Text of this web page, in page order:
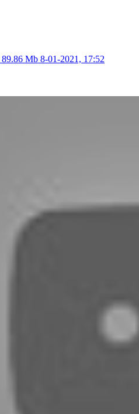
89.86 Mb 8-01-2021, 17:52